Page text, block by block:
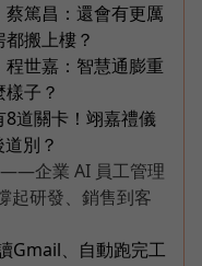
篤昌：還會有更厲
搬上樓？
世嘉：智慧通膨重
子？
道關卡！翊嘉禮儀
別？
——企業 AI 員工管理
起研發、銷售到客
Gmail、自動跑完工